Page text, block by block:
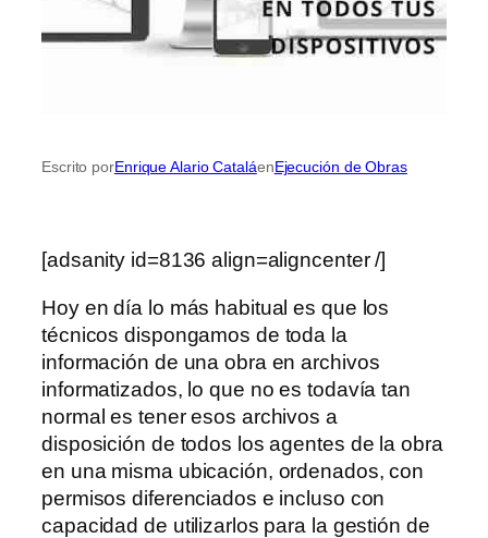
Escrito porEnrique Alario CataláenEjecución de Obras
[adsanity id=8136 align=aligncenter /]
Hoy en día lo más habitual es que los
técnicos dispongamos de toda la
información de una obra en archivos
informatizados, lo que no es todavía tan
normal es tener esos archivos a
disposición de todos los agentes de la obra
en una misma ubicación, ordenados, con
permisos diferenciados e incluso con
capacidad de utilizarlos para la gestión de